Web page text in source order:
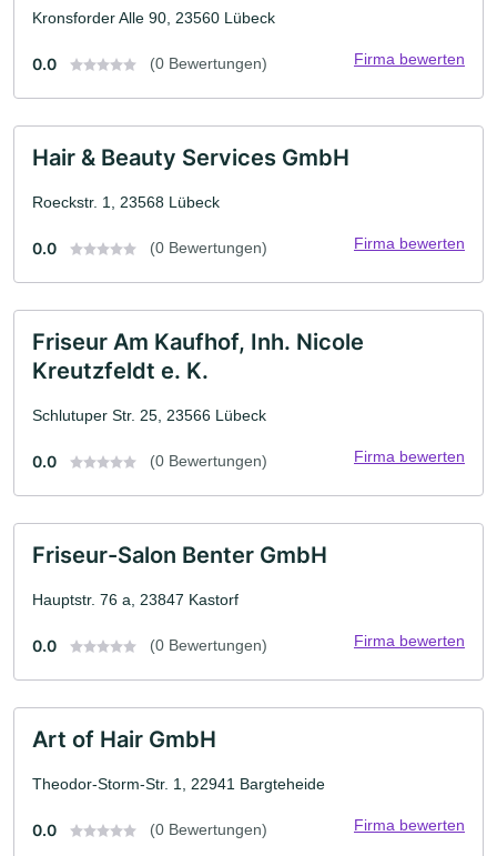
Kronsforder Alle 90, 23560 Lübeck
0.0 (0 Bewertungen) Firma bewerten
Hair & Beauty Services GmbH
Roeckstr. 1, 23568 Lübeck
0.0 (0 Bewertungen) Firma bewerten
Friseur Am Kaufhof, Inh. Nicole
Kreutzfeldt e. K.
Schlutuper Str. 25, 23566 Lübeck
0.0 (0 Bewertungen) Firma bewerten
Friseur-Salon Benter GmbH
Hauptstr. 76 a, 23847 Kastorf
0.0 (0 Bewertungen) Firma bewerten
Art of Hair GmbH
Theodor-Storm-Str. 1, 22941 Bargteheide
0.0 (0 Bewertungen) Firma bewerten